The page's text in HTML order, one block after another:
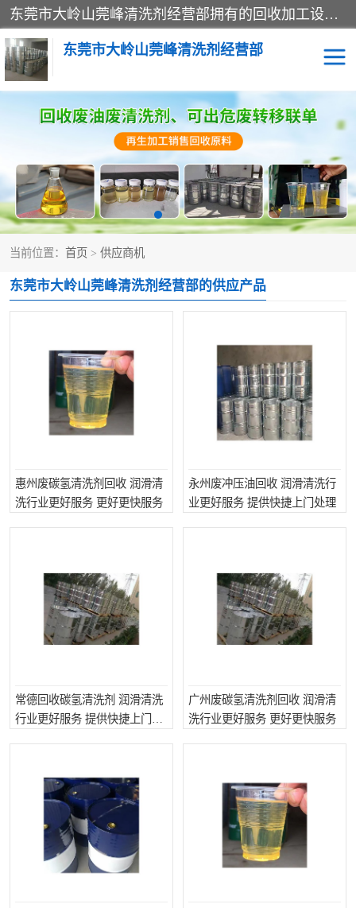
东莞市大岭山莞峰清洗剂经营部拥有的回收加工设备，大量废油回收、废清洗剂回收、废溶剂油回收、机械废油废清洗剂回收、废碳氢回收、碳氢液压油回收、碳氢二氯回收等废清洗剂处理；我们只是提供废旧化工原料的循环使用存放点，执行正规的存放，有正规的回收资质处理。同时我们公司批发零售回收级清洗剂，脱模油再生基础油，质量保证。
东莞市大岭山莞峰清洗剂经营部
当前位置： 首页 > 供应商机
东莞市大岭山莞峰清洗剂经营部的供应产品
惠州废碳氢清洗剂回收 润滑清
洗行业更好服务 更好更快服务
永州废冲压油回收 润滑清洗行
业更好服务 提供快捷上门处理
常德回收碳氢清洗剂 润滑清洗
行业更好服务 提供快捷上门处
广州废碳氢清洗剂回收 润滑清
洗行业更好服务 更好更快服务
废清洗剂回收
废溶剂油回收 机械废油废清洗剂回收
废碳氢回收 碳氢液压油回收
碳氢二氯回收
回收废液压油 回收废切削油
回收废清洗剂 上门回收废清洗剂